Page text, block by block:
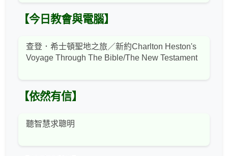
【今日教會與電腦】
查登．希士頓聖地之旅／新約Charlton Heston's
Voyage Through The Bible/The New Testament
【依然有信】
聽智慧求聰明